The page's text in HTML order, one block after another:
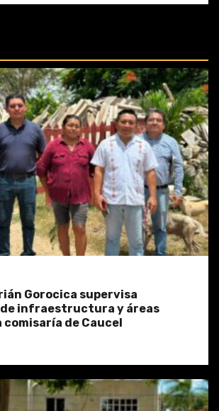
Gorocica supervisa
de infraestructura y áreas
comisaría de Caucel